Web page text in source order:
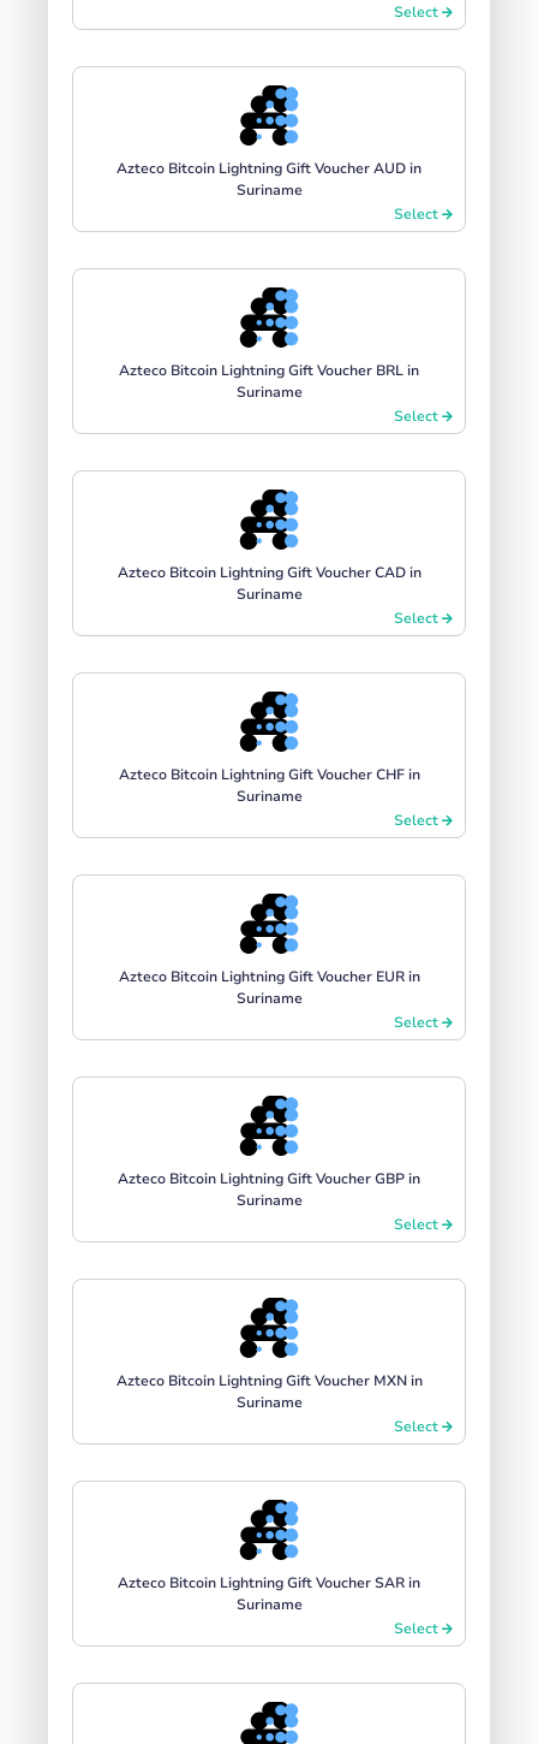
Select
Azteco Bitcoin Lightning Gift Voucher AUD in
Suriname
Select
Azteco Bitcoin Lightning Gift Voucher BRL in
Suriname
Select
Azteco Bitcoin Lightning Gift Voucher CAD in
Suriname
Select
Azteco Bitcoin Lightning Gift Voucher CHF in
Suriname
Select
Azteco Bitcoin Lightning Gift Voucher EUR in
Suriname
Select
Azteco Bitcoin Lightning Gift Voucher GBP in
Suriname
Select
Azteco Bitcoin Lightning Gift Voucher MXN in
Suriname
Select
Azteco Bitcoin Lightning Gift Voucher SAR in
Suriname
Select